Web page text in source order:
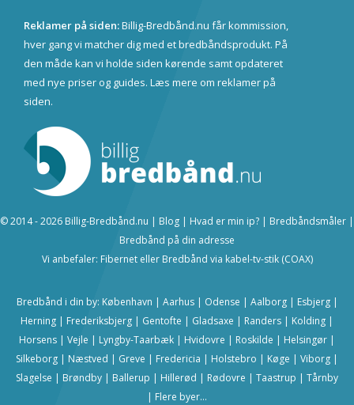
Reklamer på siden:Billig-Bredbånd.nu får kommission,
hver gang vi matcher dig med et bredbåndsprodukt. På
den måde kan vi holde siden kørende samt opdateret
med nye priser og guides. Læs mere om reklamer på
siden.
© 2014 - 2026 Billig-Bredbånd.nu | Blog | Hvad er min ip? | Bredbåndsmåler |
Bredbånd på din adresse
Vi anbefaler: Fiberneteller Bredbånd via kabel-tv-stik (COAX)
Bredbånd i din by: København | Aarhus| Odense | Aalborg| Esbjerg|
Herning | Frederiksbjerg | Gentofte | Gladsaxe | Randers | Kolding |
Horsens | Vejle | Lyngby-Taarbæk | Hvidovre | Roskilde | Helsingør |
Silkeborg | Næstved | Greve | Fredericia | Holstebro | Køge | Viborg |
Slagelse | Brøndby | Ballerup | Hillerød | Rødovre | Taastrup | Tårnby
| Flere byer...